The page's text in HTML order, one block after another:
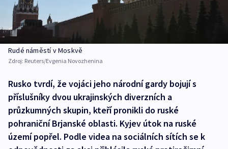
Rudé náměstí v Moskvě
Zdroj: Reuters/Evgenia Novozhenina
Rusko tvrdí, že vojáci jeho národní gardy bojují s
příslušníky dvou ukrajinských diverzních a
průzkumných skupin, kteří pronikli do ruské
pohraniční Brjanské oblasti. Kyjev útok na ruské
území popřel. Podle videa na sociálních sítích se k